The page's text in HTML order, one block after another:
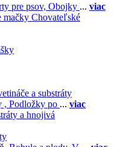
pre psov, Obojky ... viac
Chovateľské
a substráty
, Podložky po ... viac
a hnojivá